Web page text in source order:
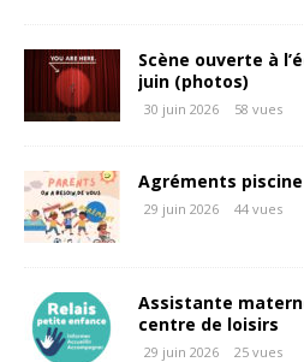
Scène ouverte à
juin (photos)
30 juin 2026 58 vues
Agréments
29 juin 2026 44 vues
Assistante
centre de loisirs
29 juin 2026 25 vues